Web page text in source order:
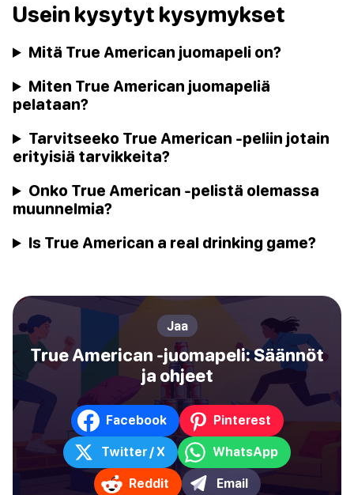
Usein kysytyt kysymykset
Mitä True American juomapeli on?
Miten True American juomapeliä
pelataan?
Tarvitseeko True American -peliin jotain
erityisiä tarvikkeita?
Onko True American -pelistä olemassa
muunnelmia?
Is True American a real drinking game?
Jaa
True American -juomapeli: Säännöt
ja ohjeet
Facebook Pinterest
Twitter / X WhatsApp
Reddit Email